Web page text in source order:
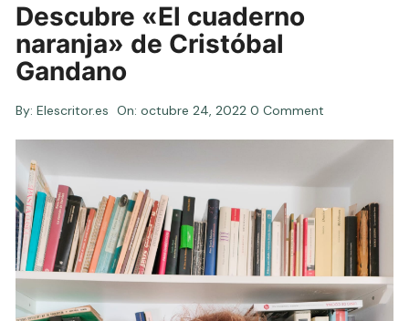
Descubre «El cuaderno
naranja» de Cristóbal
Gandano
By: Elescritor.es On:octubre 24, 2022 0 Comment